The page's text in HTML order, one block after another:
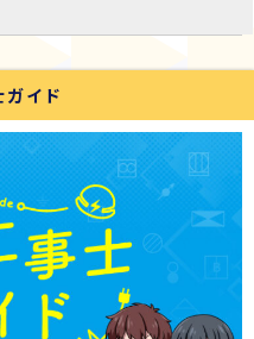
ガイド